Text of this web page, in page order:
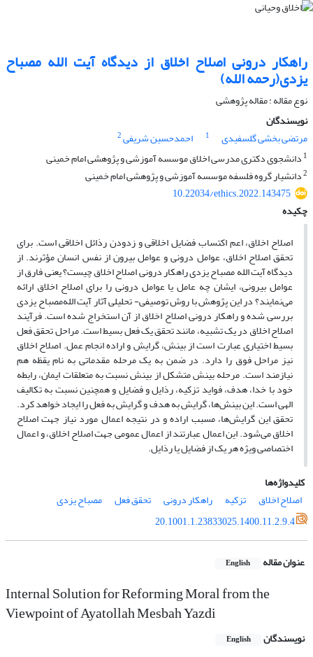
راهکار درونی اصلاح اخلاق از دیدگاه آیت الله مصباح
یزدی(رحمه الله)
نوع مقاله : مقاله پژوهشی
نویسندگان
مرتضی بخشی گلسفیدی
1 احمدحسین شریفی2
1 دانشجوی دکتری مدرسی اخلاق موسسه آموزشی و پژوهشی امام خمینی
2دانشیار گروه فلسفه موسسه آموزشی و پژوهشی امام خمینی
10.22034/ethics.2022.143475
چکیده
اصلاح اخلاق، اعم اکتساب فضایل اخلاقی و زدودن رذائل اخلاقی است. برای
تحقق اصلاح اخلاق، عوامل درونی و عوامل بیرون از نفس انسان مؤثرند. از
دیدگاه آیت الله مصباح یزدی راهکار درونی اصلاح اخلاق چیست؟ یعنی فارق از
عوامل بیرونی، ایشان چه عامل یا عوامل درونی را برای اصلاح اخلاق ارائه
می‌نمایند؟ در این پژوهش با روش توصیفی- تحلیلی آثار آیت الله‌مصباح یزدی
بررسی شده و راهکار درونی اصلاح اخلاق از آن استخراج شده است. فرآیند
اصلاح اخلاق در یک تشبیه، مانند تحقق یک فعل بسیط است. مراحل تحقق فعل
بسیط اختیاری عبارت است از بینش، گرایش و اراده انجام عمل. اصلاح اخلاق
نیز مراحل فوق را دارد. در ضمن به یک مرحله مقدماتی به نام یقظه هم
نیازمند است. مرحله بینش متشکل از بینش نسبت به متعلقات ایمان، رابطه
خود با خدا، هدف، فواید تزکیه، رذایل و فضایل و همچنین نسبت به تکالیف
الهی است. این بینش‌ها، گرایش به هدف و گرایش به فعل را ایجاد خواهد کرد.
تحقق این گرایش‌ها، مسبب اراده و در نتیجه اعمال مورد نیاز جهت اصلاح
اخلاق می‌شود. این اعمال عبارتند از اعمال عمومی جهت اصلاح اخلاق، و اعمال
اختصاصی ویژه هر یک از فضایل یا رذایل.
کلیدواژه‌ها
اصلاح اخلاق
تزکیه راهکار درونی تحقق فعل
مصباح یزدی
20.1001.1.23833025.1400.11.2.9.4
عنوان مقاله English
Internal Solution for Reforming Moral from the
Viewpoint of Ayatollah Mesbah Yazdi
نویسندگان English